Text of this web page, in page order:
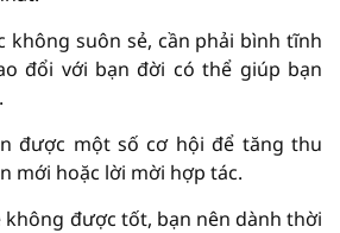
không suôn sẻ, cần phải bình tĩnh
đổi với bạn đời có thể giúp bạn
được một số cơ hội để tăng thu
mới hoặc lời mời hợp tác.
không được tốt, bạn nên dành thời